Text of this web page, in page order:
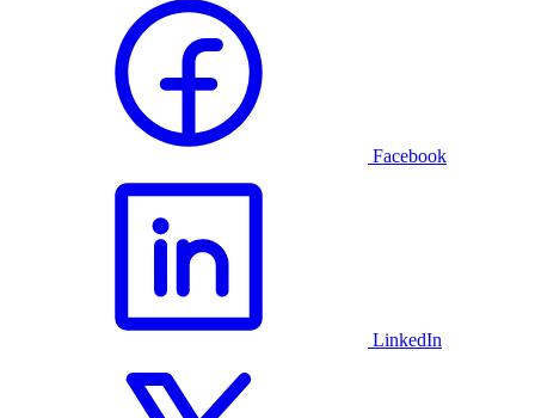
Facebook
LinkedIn